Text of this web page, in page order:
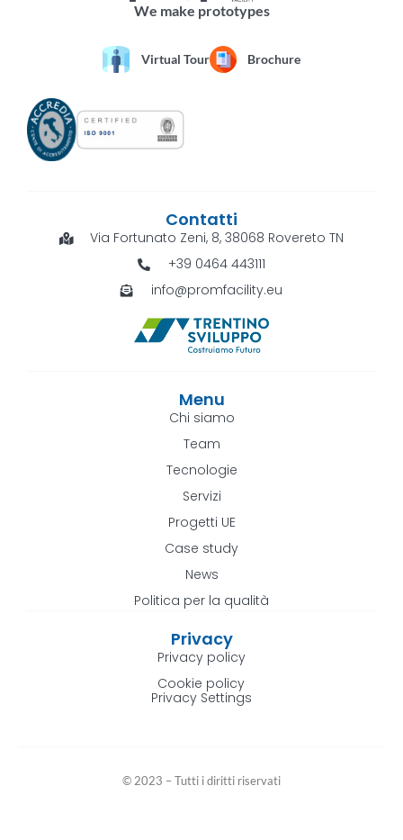
We make prototypes
Virtual Tour Brochure
Contatti
Via Fortunato Zeni, 8, 38068 Rovereto TN
+39 0464 443111
info@promfacility.eu
Menu
Chi siamo
Team
Tecnologie
Servizi
Progetti UE
Case study
News
Politica per la qualità
Privacy
Privacy policy
Cookie policy
Privacy Settings
© 2023 – Tutti i diritti riservati